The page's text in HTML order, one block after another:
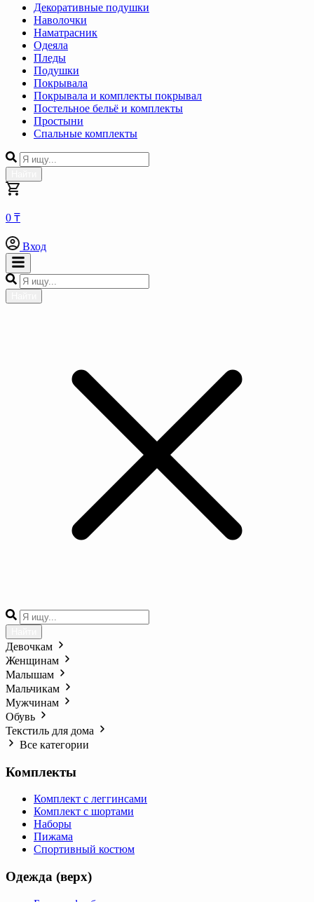
Декоративные подушки
Наволочки
Наматрасник
Одеяла
Пледы
Подушки
Покрывала
Покрывала и комплекты покрывал
Постельное бельё и комплекты
Простыни
Спальные комплекты
0 ₸
Вход
Девочкам
Женщинам
Малышам
Мальчикам
Мужчинам
Обувь
Текстиль для дома
Все категории
Комплекты
Комплект с леггинсами
Комплект с шортами
Наборы
Пижама
Спортивный костюм
Одежда (верх)